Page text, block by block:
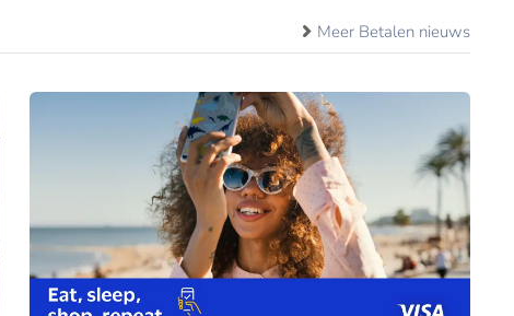
Meer Betalen nieuws